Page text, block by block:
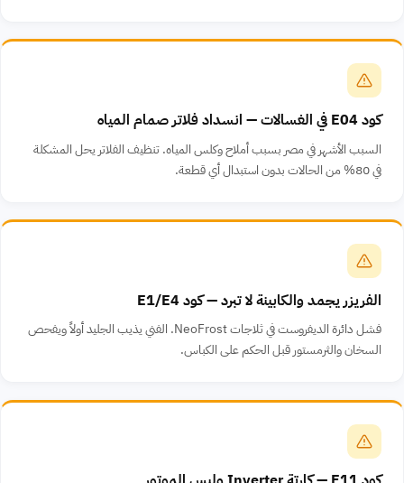
كود E04 في الغسالات — انسداد فلاتر صمام المياه
السبب الأشهر في مصر بسبب أملاح وكلس المياه. تنظيف الفلاتر يحل المشكلة
في 80% من الحالات بدون استبدال أي قطعة.
الفريزر يجمد والكابينة لا تبرد — كود E1/E4
فشل دائرة الديفروست في ثلاجات NeoFrost. الفني يذيب الجليد أولاً ويفحص
السخان والثرمستور قبل الحكم على الكباس.